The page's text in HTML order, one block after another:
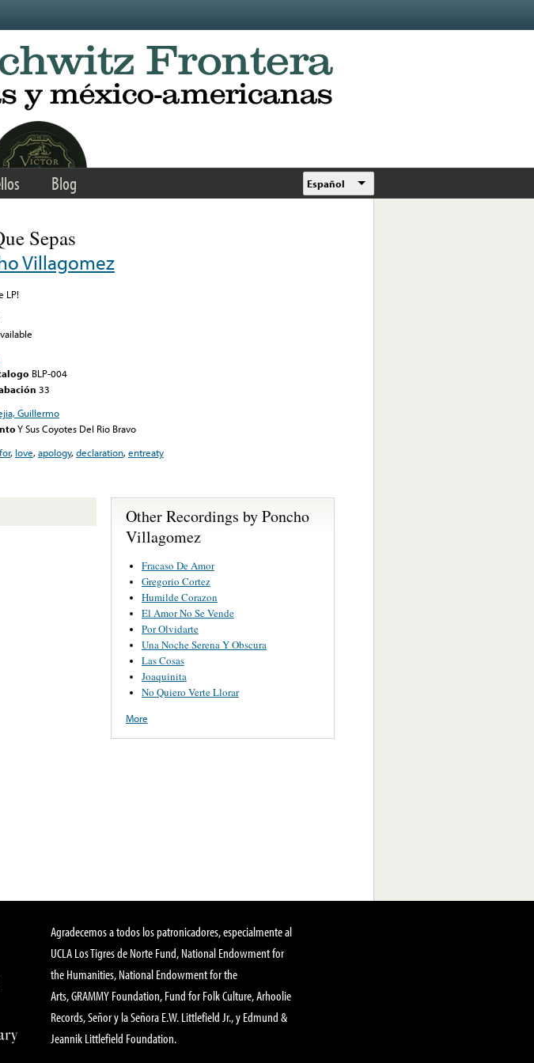
Blog Español
Sepas
Villagomez
LP!
BLP-004
33
Guillermo
Y Sus Coyotes Del Rio Bravo
for, love,apology,declaration,entreaty
Other Recordings by Poncho
Villagomez
Fracaso De Amor
Gregorio Cortez
Humilde Corazon
El Amor No Se Vende
Por Olvidarte
Una Noche Serena Y Obscura
Las Cosas
Joaquinita
No Quiero Verte Llorar
More
Agradecemos a todos los patronicadores, especialmente al
UCLA Los Tigres de Norte Fund, National Endowment for
the Humanities, National Endowment for the
Arts, GRAMMY Foundation, Fund for Folk Culture, Arhoolie
Records, Señor y la Señora E.W. Littlefield Jr., y Edmund &
Jeannik Littlefield Foundation.